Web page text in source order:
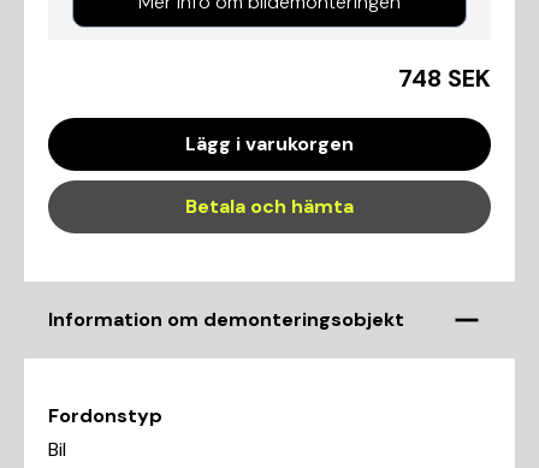
748 SEK
Lägg i varukorgen
Betala och hämta
Information om demonteringsobjekt
Fordonstyp
Bil